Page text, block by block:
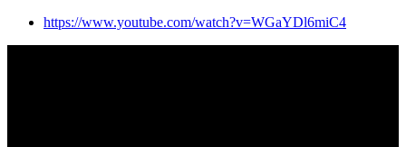
https://www.youtube.com/watch?v=WGaYDl6miC4